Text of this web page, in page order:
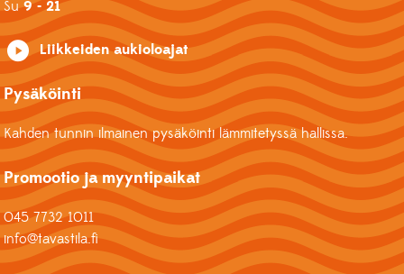
Su9 - 21
Liikkeiden aukioloajat
Pysäköinti
Kahden tunnin ilmainen pysäköinti lämmitetyssä hallissa.
Promootio ja myyntipaikat
045 7732 1011
info@tavastila.fi